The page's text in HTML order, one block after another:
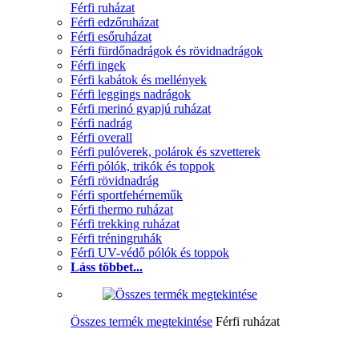
Férfi ruházat
Férfi edzőruházat
Férfi esőruházat
Férfi fürdőnadrágok és rövidnadrágok
Férfi ingek
Férfi kabátok és mellények
Férfi leggings nadrágok
Férfi merinó gyapjú ruházat
Férfi nadrág
Férfi overall
Férfi pulóverek, polárok és szvetterek
Férfi pólók, trikók és toppok
Férfi rövidnadrág
Férfi sportfehérneműk
Férfi thermo ruházat
Férfi trekking ruházat
Férfi tréningruhák
Férfi UV-védő pólók és toppok
Láss többet...
Összes termék megtekintése Férfi ruházat